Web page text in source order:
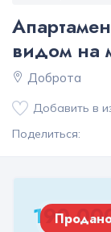
видом на
Доброта
Добавить в
Поделиться:
190